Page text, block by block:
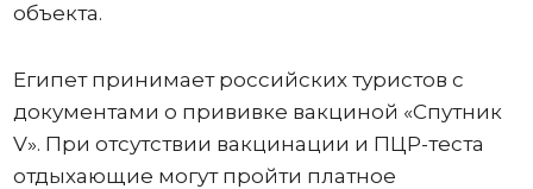
объекта.
Египет принимает российских туристов с
документами о прививке вакциной «Спутник
V». При отсутствии вакцинации и ПЦР-теста
отдыхающие могут пройти платное